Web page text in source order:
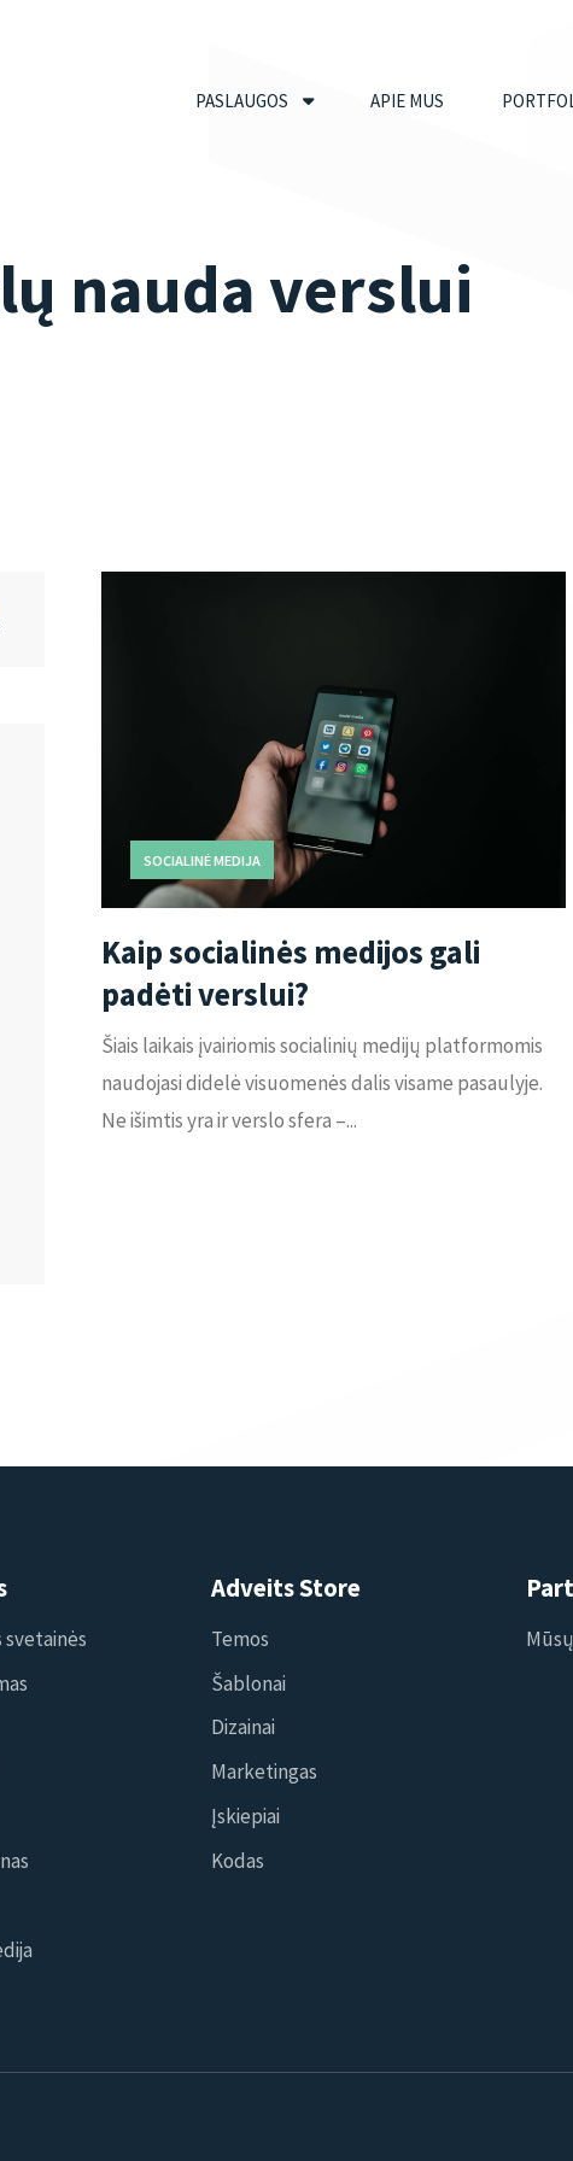
PASLAUGOS APIE MUS
nauda verslui
SOCIALINĖ MEDIJA
Kaip socialinės medijos gali
padėti verslui?
Šiais laikais įvairiomis socialinių medijų platformomis
naudojasi didelė visuomenės dalis visame pasaulyje.
Ne išimtis yra ir verslo sfera –...
Adveits Store
Temos
Šablonai
Dizainai
Marketingas
Įskiepiai
Kodas